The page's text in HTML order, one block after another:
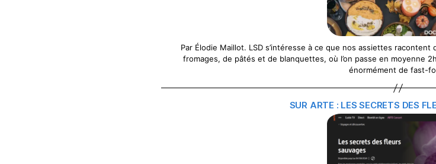
Par Élodie Maillot. LSD s’intéresse à ce que nos assiettes
fromages, de pâtés et de blanquettes, où l’on passe en moyenne
énormément de fast-
SUR ARTE : LES SECRETS DES